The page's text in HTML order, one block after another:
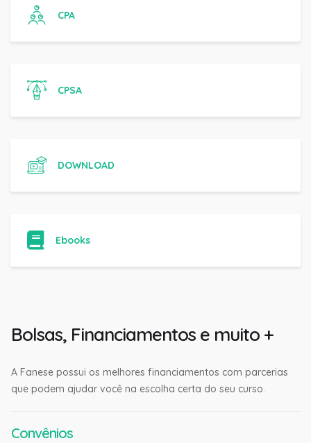
CPA
CPSA
DOWNLOAD
Ebooks
Bolsas, Financiamentos e muito +
A Fanese possui os melhores financiamentos com parcerias
que podem ajudar você na escolha certa do seu curso.
Convênios